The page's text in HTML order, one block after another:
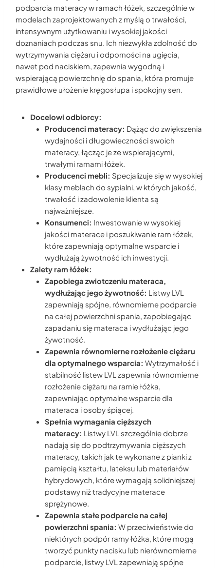
podparcia materacy w ramach łóżek, szczególnie w
modelach zaprojektowanych z myślą o trwałości,
intensywnym użytkowaniu i wysokiej jakości
doznaniach podczas snu. Ich niezwykła zdolność do
wytrzymywania ciężaru i odporności na ugięcia,
nawet pod naciskiem, zapewnia wygodną i
wspierającą powierzchnię do spania, która promuje
prawidłowe ułożenie kręgosłupa i spokojny sen.
Docelowi odbiorcy:
Producenci materacy: Dążąc do zwiększenia
wydajności i długowieczności swoich
materacy, łącząc je ze wspierającymi,
trwałymi ramami łóżek.
Producenci mebli: Specjalizuje się w wysokiej
klasy meblach do sypialni, w których jakość,
trwałość i zadowolenie klienta są
najważniejsze.
Konsumenci: Inwestowanie w wysokiej
jakości materace i poszukiwanie ram łóżek,
które zapewniają optymalne wsparcie i
wydłużają żywotność ich inwestycji.
Zalety ram łóżek:
Zapobiega zwiotczeniu materaca,
wydłużając jego żywotność: Listwy LVL
zapewniają spójne, równomierne podparcie
na całej powierzchni spania, zapobiegając
zapadaniu się materaca i wydłużając jego
żywotność.
Zapewnia równomierne rozłożenie ciężaru
dla optymalnego wsparcia: Wytrzymałość i
stabilność listew LVL zapewnia równomierne
rozłożenie ciężaru na ramie łóżka,
zapewniając optymalne wsparcie dla
materaca i osoby śpiącej.
Spełnia wymagania cięższych
materacy: Listwy LVL szczególnie dobrze
nadają się do podtrzymywania cięższych
materacy, takich jak te wykonane z pianki z
pamięcią kształtu, lateksu lub materiałów
hybrydowych, które wymagają solidniejszej
podstawy niż tradycyjne materace
sprężynowe.
Zapewnia stałe podparcie na całej
powierzchni spania: W przeciwieństwie do
niektórych podpór ramy łóżka, które mogą
tworzyć punkty nacisku lub nierównomierne
podparcie, listwy LVL zapewniają spójne